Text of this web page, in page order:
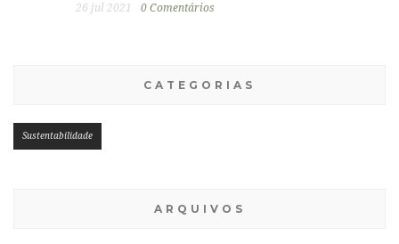
26 jul 2021 0 Comentários
CATEGORIAS
Sustentabilidade
ARQUIVOS